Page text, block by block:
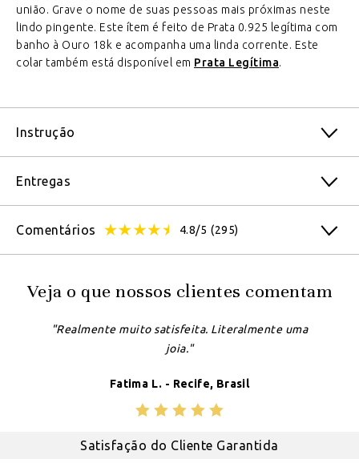
união. Grave o nome de suas pessoas mais próximas neste
lindo pingente. Este ítem é feito de Prata 0.925 legítima com
banho à Ouro 18k e acompanha uma linda corrente. Este
colar também está disponível em Prata Legítima.
Instrução
Entregas
Comentários 4.8/5 (295)
Veja o que nossos clientes comentam
"Realmente muito satisfeita. Literalmente uma
joia."
Fatima L. - Recife, Brasil
Satisfação do Cliente Garantida